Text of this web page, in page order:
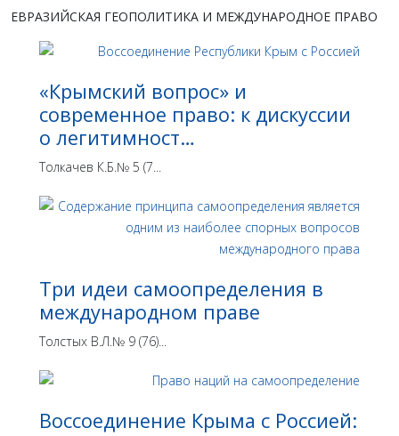
ЕВРАЗИЙСКАЯ ГЕОПОЛИТИКА И МЕЖДУНАРОДНОЕ ПРАВО
«Крымский вопрос» и
современное право: к дискуссии
о легитимност…
Толкачев К.Б.№ 5 (7...
Три идеи самоопределения в
международном праве
Толстых В.Л.№ 9 (76)...
Воссоединение Крыма с Россией: